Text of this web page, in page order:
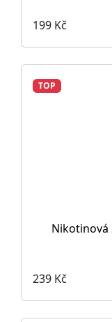
199 Kč
TOP
Nikotinová
239 Kč